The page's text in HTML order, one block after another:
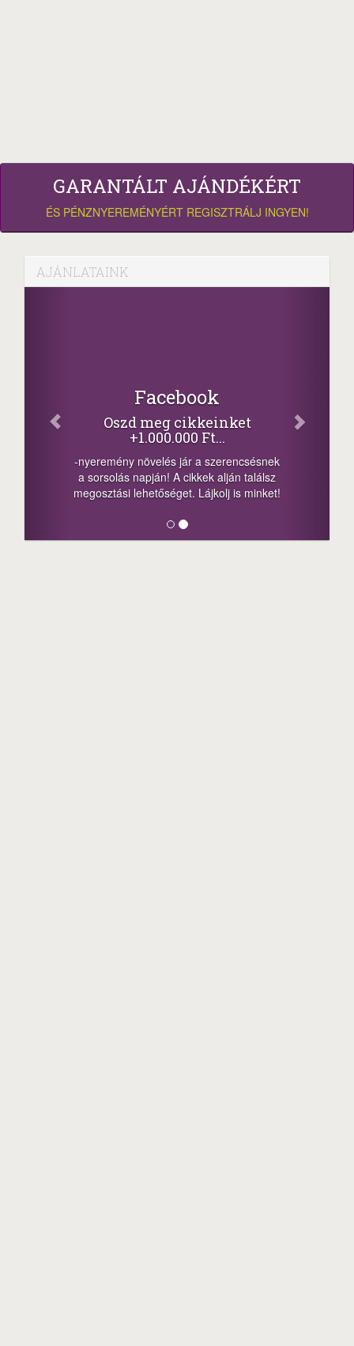
GARANTÁLT AJÁNDÉKÉRT
ÉS PÉNZNYEREMÉNYÉRT REGISZTRÁLJ INGYEN!
AJÁNLATAINK
Facebook
Oszd meg cikkeinket
+1.000.000 Ft...
-nyeremény növelés jár a szerencsésnek
a sorsolás napján! A cikkek alján találsz
megosztási lehetőséget. Lájkolj is minket!